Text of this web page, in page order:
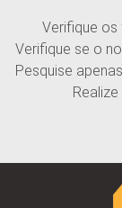
Verifique os
Verifique se o
Pesquise